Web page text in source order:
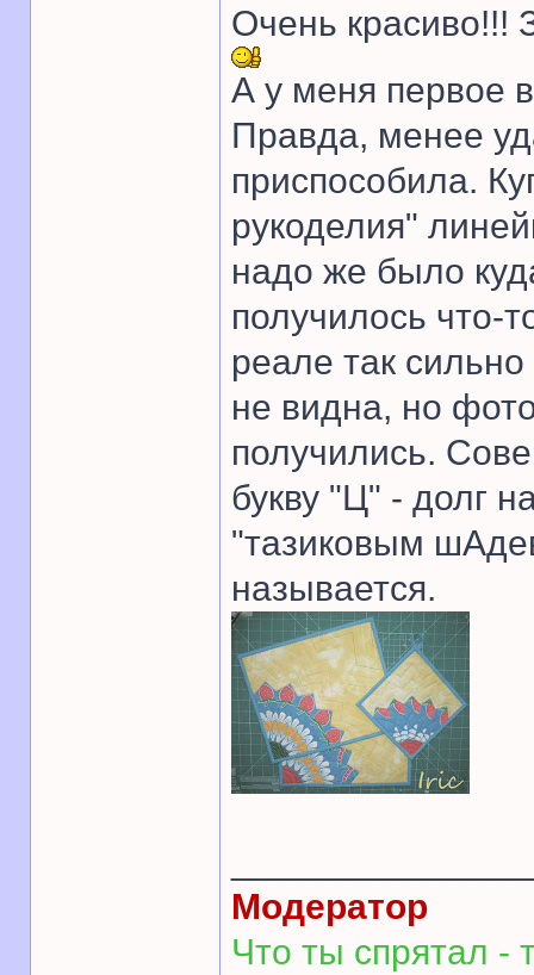
Очень красиво!!!
А у меня первое
Правда, менее
приспособила.
рукоделия"
надо же было
получилось что-
реале так
не видна, но
получились.
букву "Ц" - долг
"тазиковым
называется.
Модератор
Что ты спрятал -